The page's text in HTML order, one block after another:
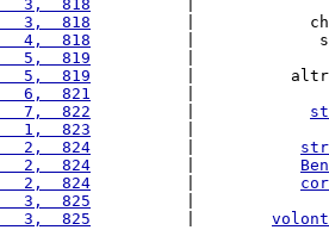
3,  818
3,  818
|
4,  818
|
5,  819
5,  819
|
6,  821
7,  822
1,  823
2,  824
2,  824
2,  824
3,  825
3,  825